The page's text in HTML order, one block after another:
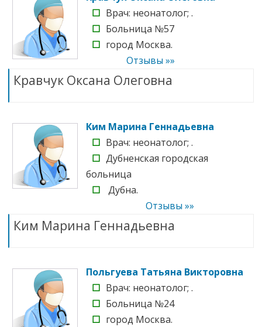
☐ Врач: неонатолог; .
☐ Больница №57
☐ город Москва.
Отзывы »»
Кравчук Оксана Олеговна
Ким Марина Геннадьевна
☐ Врач: неонатолог; .
☐ Дубненская городская
больница
☐
Дубна.
Отзывы »»
Ким Марина Геннадьевна
Польгуева Татьяна Викторовна
☐ Врач: неонатолог; .
☐ Больница №24
☐ город Москва.